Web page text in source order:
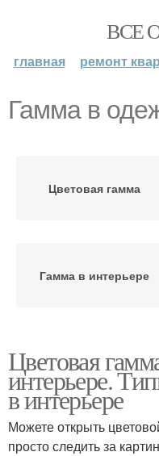
ВСЕ
главная ремонт
Гамма в
Цветовая гамма
Гамма в интерьере
Цветовая
интерьере.
в интерьере
Можете открыть
просто следить за